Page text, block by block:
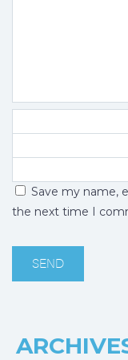
Save my name,
the next time I